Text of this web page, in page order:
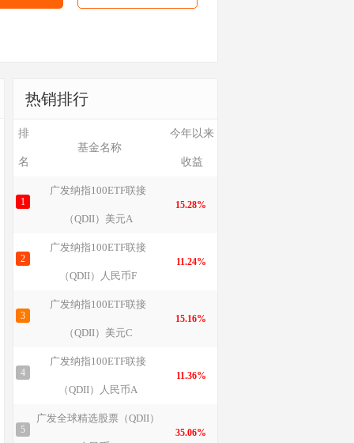
热销排行
排
名
基金名称
今年以来
收益
1
广发纳指100ETF联接
（QDII）美元A
15.28%
2
广发纳指100ETF联接
（QDII）人民币F
11.24%
3
广发纳指100ETF联接
（QDII）美元C
15.16%
4
广发纳指100ETF联接
（QDII）人民币A
11.36%
5
广发全球精选股票（QDII）
35.06%